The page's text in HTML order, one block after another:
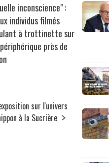
inconscience" :
individus filmés
à trottinette sur
près de
sur l'univers
à la Sucrière